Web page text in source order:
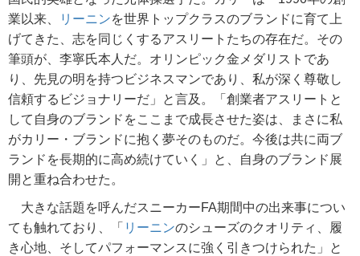
業以来、
リーニンを世界トップクラスのブランドに育て上
げてきた、志を同じくするアスリートたちの存在だ。その
筆頭が、李寧氏本人だ。オリンピック金メダリストであ
り、先見の明を持つビジネスマンであり、私が深く尊敬し
信頼するビジョナリーだ」と言及。「創業者アスリートと
して自身のブランドをここまで成長させた姿は、まさに私
がカリー・ブランドに抱く夢そのものだ。今後は共に両ブ
ランドを長期的に高め続けていく」と、自身のブランド展
開と重ね合わせた。
大きな話題を呼んだスニーカーFA期間中の出来事につい
ても触れており、「 リーニンのシューズのクオリティ、履
き心地、そしてパフォーマンスに強く引きつけられた」と